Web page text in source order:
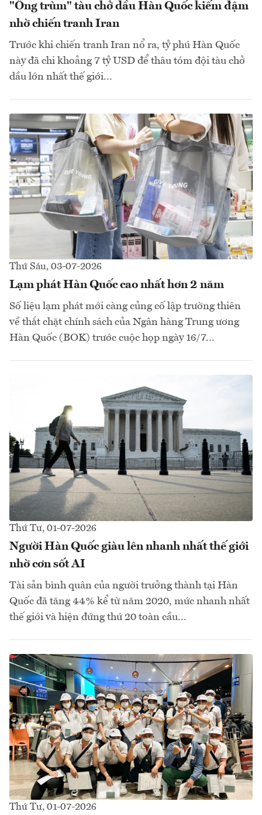
"Ông trùm" tàu chở dầu Hàn Quốc kiếm đậm
nhờ chiến tranh Iran
Trước khi chiến tranh Iran nổ ra, tỷ phú Hàn Quốc
này đã chi khoảng 7 tỷ USD để thâu tóm đội tàu chở
dầu lớn nhất thế giới...
Thứ Sáu, 03-07-2026
Lạm phát Hàn Quốc cao nhất hơn 2 năm
Số liệu lạm phát mới càng củng cố lập trường thiên
về thắt chặt chính sách của Ngân hàng Trung ương
Hàn Quốc (BOK) trước cuộc họp ngày 16/7...
Thứ Tư, 01-07-2026
Người Hàn Quốc giàu lên nhanh nhất thế giới
nhờ cơn sốt AI
Tài sản bình quân của người trưởng thành tại Hàn
Quốc đã tăng 44% kể từ năm 2020, mức nhanh nhất
thế giới và hiện đứng thứ 20 toàn cầu...
Thứ Tư, 01-07-2026